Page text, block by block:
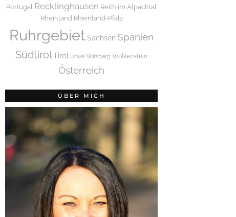
Portugal Recklinghausen Reith im Alpachtal
Rheinland Rheinland-Pfalz
Ruhrgebiet Sachsen Spanien
SüdtirolTirol Unkel Wirsberg Wolkenstein
Österreich
ÜBER MICH